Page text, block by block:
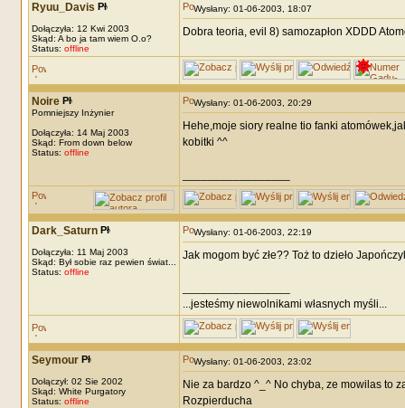
Ryuu_Davis
Dołączyła: 12 Kwi 2003
Skąd: A bo ja tam wiem O.o?
Status: offline
Wysłany: 01-06-2003, 18:07
Dobra teoria, evil 8) samozapłon XDDD
Noire
Pomniejszy Inżynier
Dołączyła: 14 Maj 2003
Skąd: From down below
Status: offline
Wysłany: 01-06-2003, 20:29
Hehe,moje siory realne tio fanki
kobitki ^^
Dark_Saturn
Dołączyła: 11 Maj 2003
Skąd: Był sobie raz pewien świat...
Status: offline
Wysłany: 01-06-2003, 22:19
Jak mogom być złe?? Toż to dzieło
...jesteśmy niewolnikami własnych myśli...
Seymour
Dołączył: 02 Sie 2002
Skąd: White Purgatory
Status: offline
Wysłany: 01-06-2003, 23:02
Nie za bardzo ^_^ No chyba, ze mowilas to
Rozpierducha